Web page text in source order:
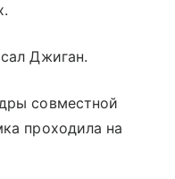
Джиган.
совместной
проходила на